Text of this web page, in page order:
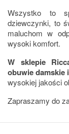
Wszystko to
dziewczynki, to
maluchom w
wysoki komfort.
W sklepie
obuwie damskie
wysokiej jakości
Zapraszamy do